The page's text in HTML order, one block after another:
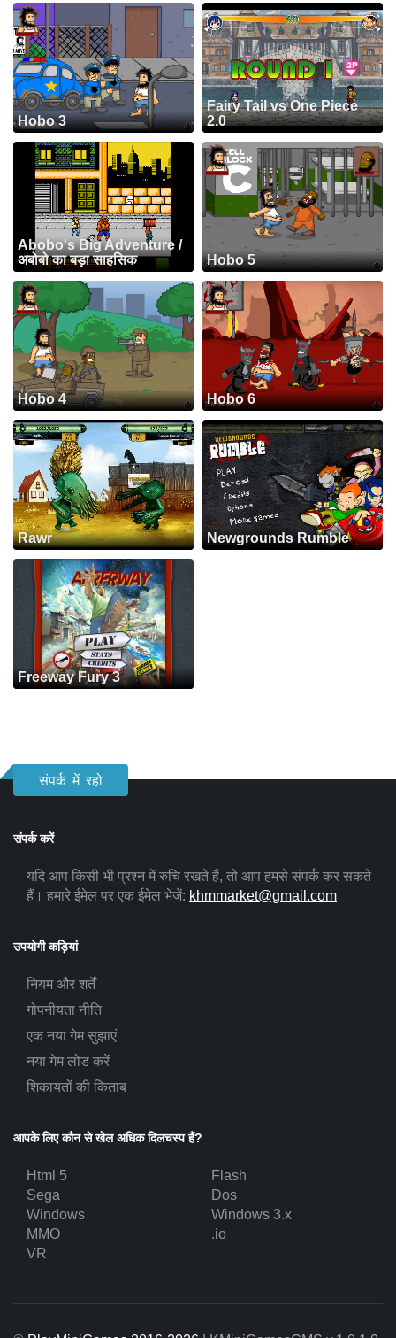
Hobo 3
Fairy Tail vs One Piece
2.0
Abobo's Big Adventure /
अबोबो का बड़ा साहसिक
Hobo 5
Hobo 4 Hobo 6
Rawr Newgrounds Rumble
Freeway Fury 3
संपर्क में रहो
संपर्क करें
यदि आप किसी भी प्रश्न में रुचि रखते हैं, तो आप हमसे संपर्क कर सकते
हैं। हमारे ईमेल पर एक ईमेल भेजें: khmmarket@gmail.com
उपयोगी कड़ियां
नियम और शर्तें
गोपनीयता नीति
एक नया गेम सुझाएं
नया गेम लोड करें
शिकायतों की किताब
आपके लिए कौन से खेल अधिक दिलचस्प हैं?
Html 5
Flash
Sega
Dos
Windows
Windows 3.x
MMO
.io
VR